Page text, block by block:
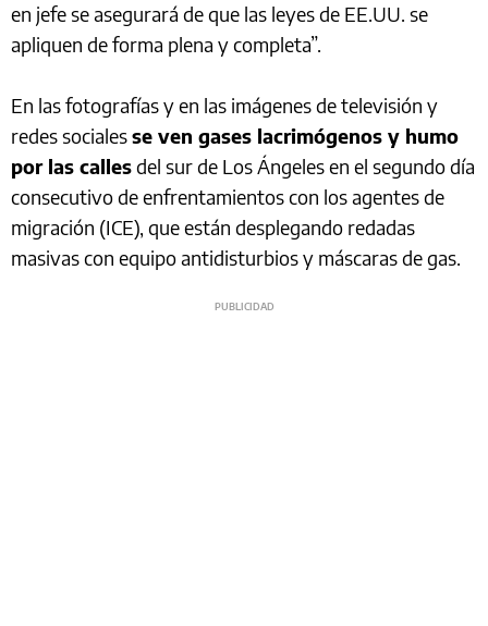
en jefe se asegurará de que las leyes de EE.UU. se
apliquen de forma plena y completa”.
En las fotografías y en las imágenes de televisión y
redes socialesse ven gases lacrimógenos y humo
por las callesdel sur de Los Ángeles en el segundo día
consecutivo de enfrentamientos con los agentes de
migración (ICE), que están desplegando redadas
masivas con equipo antidisturbios y máscaras de gas.